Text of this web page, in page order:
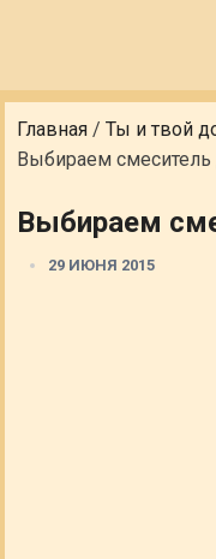
Главная /Ты и твой
Выбираем смеситель
Выбираем
29 ИЮНЯ 2015